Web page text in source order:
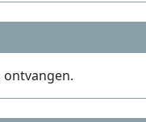
ontvangen.